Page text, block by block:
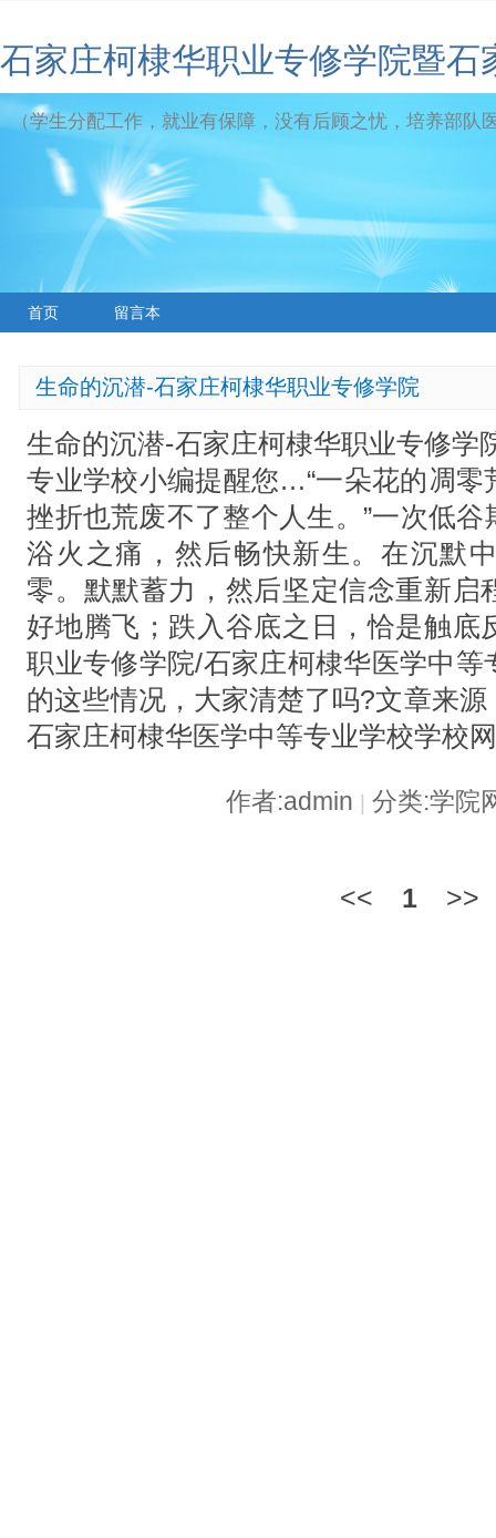
石家庄柯棣华职业专修学院暨
（学生分配工作，就业有保障，没有后顾之忧，培养部队
首页 留言本
生命的沉潜-石家庄柯棣华职业专修学院
生命的沉潜-石家庄柯棣华职业专修学
专业学校小编提醒您…“一朵花的凋零
挫折也荒废不了整个人生。”一次低
浴火之痛，然后畅快新生。在沉默
零。默默蓄力，然后坚定信念重新启
好地腾飞；跌入谷底之日，恰是触底
职业专修学院/石家庄柯棣华医学中
的这些情况，大家清楚了吗?文章来
石家庄柯棣华医学中等专业学校学校
作者:admin 分类:学院
<< 1 >>